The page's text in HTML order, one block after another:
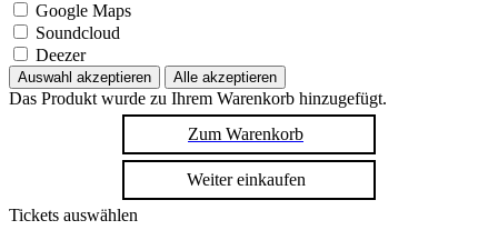
Google Maps
Soundcloud
Deezer
Auswahl akzeptieren Alle akzeptieren
Das Produkt wurde zu Ihrem Warenkorb hinzugefügt.
Zum Warenkorb
Weiter einkaufen
Tickets auswählen